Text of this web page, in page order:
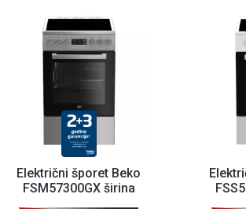
Električni šporet Beko
FSM57300GX širina